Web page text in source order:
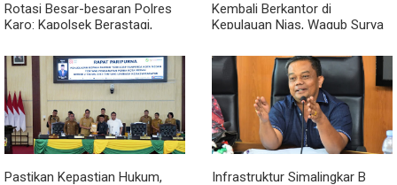
Rotasi Besar-besaran Polres
Karo: Kapolsek Berastagi,
Berganti Wajah
Kembali Berkantor di
Kepulauan Nias, Wagub Surya
Pemprov Sumut Berjalan
Sesuai Rencana
Pastikan Kepastian Hukum,
Infrastruktur Simalingkar B